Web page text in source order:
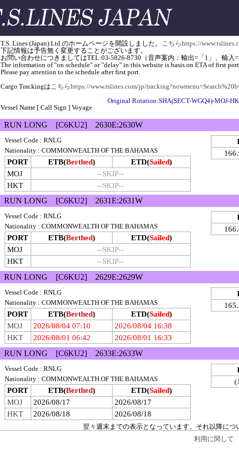
T.S. Lines (Japan) Ltd.のホームページを開設しました。 こちらhttps://
下記情報は予告無く変更することがございます。
お問い合わせにつきましてはTEL:03-5826-8730（音声案内：輸出=「1」、輸入
The information of "on schedule" or "delay" in this website is basis on ETA of first
Please pay attention to the schedule after first port.
Cargo Trackingはこちらhttps://www.tslines.com/jp/
Original Rotation:SHA(SECT-WGQ4)-MOJ-
Vessel Name [ Call Sign ] Voyage
RUN LONG [C6KU2] 2630E:2630W
Vessel Code : RNLG
Nationality : COMMONWEALTH OF THE BAHAMAS
PORT ETB(Berthed) ETD(Sailed)
MOJ
--SKIP--
HKT
--SKIP--
RUN LONG [C6KU2] 2631E:2631W
Vessel Code : RNLG
Nationality : COMMONWEALTH OF THE BAHAMAS
PORT ETB(Berthed) ETD(Sailed)
MOJ
--SKIP--
HKT
--SKIP--
RUN LONG [C6KU2] 2629E:2629W
Vessel Code : RNLG
Nationality : COMMONWEALTH OF THE BAHAMAS
PORT ETB(Berthed) ETD(Sailed)
MOJ
2026/08/04 07:10
2026/08/04 16:38
HKT
2026/08/01 06:42 2026/08/01 16:33
RUN LONG [C6KU2] 2633E:2633W
Vessel Code : RNLG
Nationality : COMMONWEALTH OF THE BAHAMAS
PORT ETB(Berthed) ETD(Sailed)
MOJ
2026/08/17
2026/08/17
HKT
2026/08/18 2026/08/18
翌々週末までの表示となっています。それ以降につ
利用に関して